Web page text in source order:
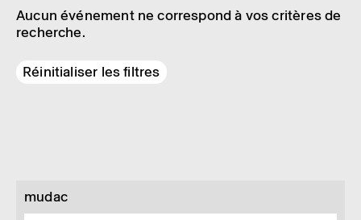
Aucun événement ne correspond à vos critères de
recherche.
Réinitialiser les filtres
mudac